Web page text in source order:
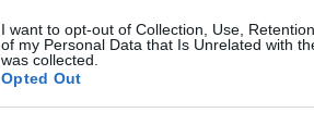
I want to opt-out of Collection, Use,
of my Personal Data that Is Unrelated with
was collected.
Opted Out